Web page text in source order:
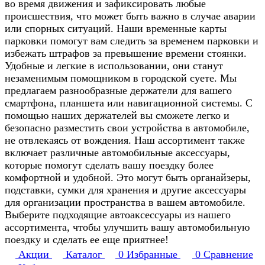
во время движения и зафиксировать любые
происшествия, что может быть важно в случае аварии
или спорных ситуаций. Наши временные карты
парковки помогут вам следить за временем парковки и
избежать штрафов за превышение времени стоянки.
Удобные и легкие в использовании, они станут
незаменимым помощником в городской суете. Мы
предлагаем разнообразные держатели для вашего
смартфона, планшета или навигационной системы. С
помощью наших держателей вы сможете легко и
безопасно разместить свои устройства в автомобиле,
не отвлекаясь от вождения. Наш ассортимент также
включает различные автомобильные аксессуары,
которые помогут сделать вашу поездку более
комфортной и удобной. Это могут быть органайзеры,
подставки, сумки для хранения и другие аксессуары
для организации пространства в вашем автомобиле.
Выберите подходящие автоаксессуары из нашего
ассортимента, чтобы улучшить вашу автомобильную
поездку и сделать ее еще приятнее!
Акции
Каталог 0 Избранные 0 Сравнение